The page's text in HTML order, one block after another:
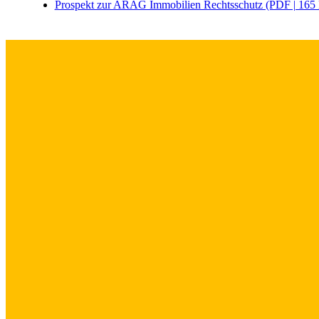
Prospekt zur ARAG Immobilien Rechtsschutz (PDF | 165